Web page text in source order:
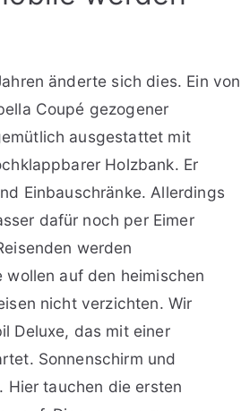
änderte sich dies. Ein von
Coupé gezogener
ausgestattet mit
Holzbank. Er
Einbauschränke. Allerdings
dafür noch per Eimer
werden
wollen auf den heimischen
nicht verzichten. Wir
Deluxe, das mit einer
Sonnenschirm und
Hier tauchen die ersten